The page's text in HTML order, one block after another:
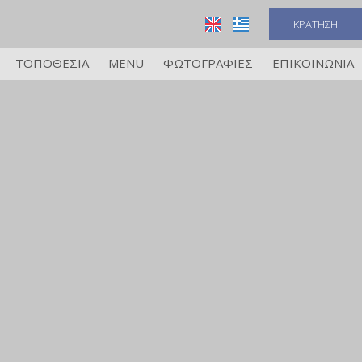
ΚΡΆΤΗΣΗ
ΤΟΠΟΘΕΣΊΑ MENU ΦΩΤΟΓΡΑΦΊΕΣ ΕΠΙΚΟΙΝΩΝΊΑ